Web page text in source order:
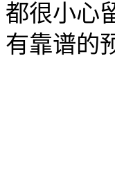
都很小心
有靠谱的